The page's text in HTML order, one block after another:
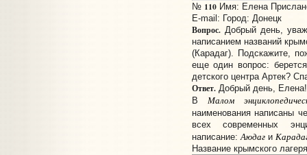
№ 110Имя: Елена
E-mail: Город: Донецк
Вопрос.Добрый день,
написанием названий
(Карадаг). Подскажите,
еще один вопрос:
детского центра Артек?
Ответ.Добрый день, Елена!
ВМалом
наименования написаны
всех современных
написание:Аюдаги
Название крымского